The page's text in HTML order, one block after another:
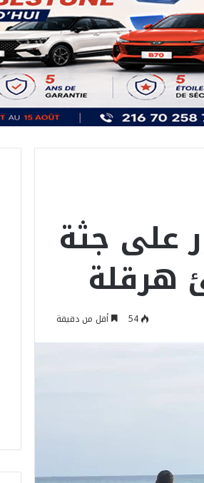
على جثة
هرقلة
54 أقل من دقيقة